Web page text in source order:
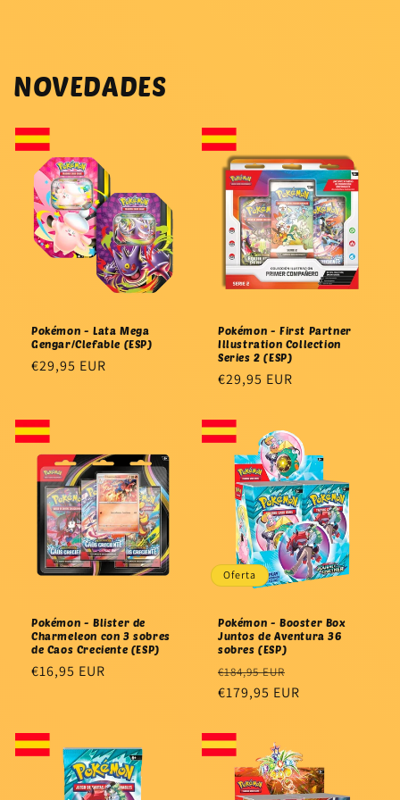
NOVEDADES
Pokémon - Lata Mega
Gengar/Clefable (ESP)
Precio
€29,95 EUR
Pokémon - First Partner
Illustration Collection
Series 2 (ESP)
Precio
€29,95 EUR
Pokémon - Blister de
Charmeleon con 3 sobres
de Caos Creciente (ESP)
Precio
€16,95 EUR
Oferta
Pokémon - Booster Box
Juntos de Aventura 36
sobres (ESP)
Precio
habitual
€184,95 EUR
de
€179,95 EUR